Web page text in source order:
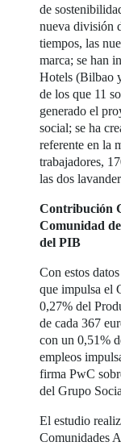
de
nueva división
tiempos, las
marca; se han
Hotels (Bilbao
de los que 11
generado el
social; se ha
referente en la
trabajadores,
las dos
Contribución
Comunidad
del PIB
Con estos
que impulsa el
0,27% del
de cada 367
con un 0,51%
empleos
firma PwC
del Grupo
El estudio
Comunidades